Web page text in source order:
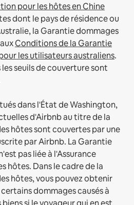
pour les hôtes en Chine
dont le pays de résidence ou
la Garantie dommages
Conditions de la Garantie
les utilisateurs australiens.
seuils de couverture sont
dans l'État de Washington,
d'Airbnb au titre de la
hôtes sont couvertes par une
par Airbnb. La Garantie
pas liée à l'Assurance
hôtes. Dans le cadre de la
hôtes, vous pouvez obtenir
dommages causés à